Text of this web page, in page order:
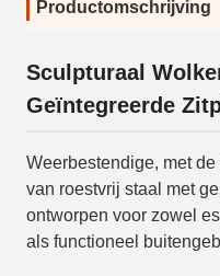
Productomschrijving
Sculpturaal
Geïntegreerde
Weerbestendige, met
van roestvrij staal met
ontworpen voor zowel
als functioneel